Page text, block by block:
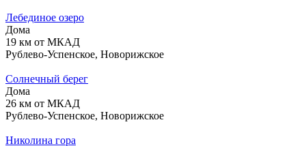
Лебединое озеро
Дома
19 км от МКАД
Рублево-Успенское, Новорижское
Солнечный берег
Дома
26 км от МКАД
Рублево-Успенское, Новорижское
Николина гора